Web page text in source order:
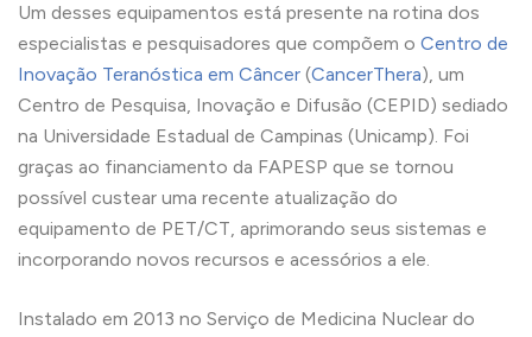
Um desses equipamentos está presente na rotina dos
especialistas e pesquisadores que compõem o Centro de
Inovação Teranóstica em Câncer (CancerThera), um
Centro de Pesquisa, Inovação e Difusão (CEPID) sediado
na Universidade Estadual de Campinas (Unicamp). Foi
graças ao financiamento da FAPESP que se tornou
possível custear uma recente atualização do
equipamento de PET/CT, aprimorando seus sistemas e
incorporando novos recursos e acessórios a ele.
Instalado em 2013 no Serviço de Medicina Nuclear do